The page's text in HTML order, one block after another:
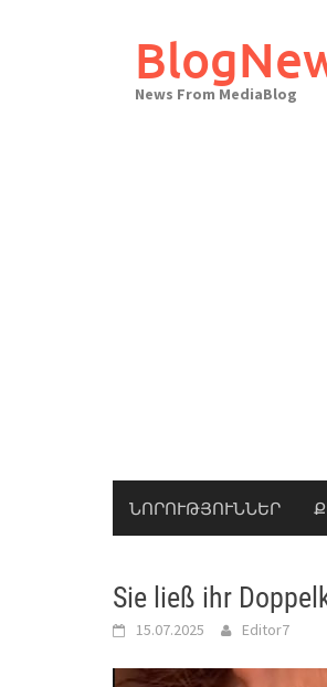
News From MediaBlog
ՆՈՐՈՒԹՅՈՒՆՆԵՐ
Sie ließ ihr
15.07.2025 Editor7